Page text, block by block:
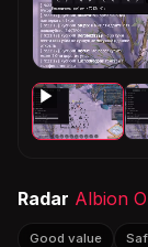
Radar Albion
Good value